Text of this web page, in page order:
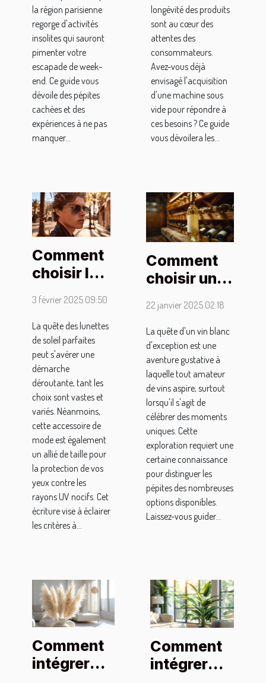
Paris
la région parisienne
regorge d'activités
insolites qui sauront
pimenter votre
escapade de week-
end. Ce guide vous
dévoile des pépites
cachées et des
expériences à ne pas
manquer...
longévité des produits
sont au cœur des
attentes des
consommateurs.
Avez-vous déjà
envisagé l'acquisition
d'une machine sous
vide pour répondre à
ces besoins ? Ce guide
vous dévoilera les...
Comment
choisir les
meilleures
lunettes
de soleil
pour
hommes :
conseils
et
entretien
3 février 2025 09:50
La quête des lunettes
de soleil parfaites
peut s'avérer une
démarche
déroutante, tant les
choix sont vastes et
variés. Néanmoins,
cette accessoire de
mode est également
un allié de taille pour
la protection de vos
yeux contre les
rayons UV nocifs. Cet
écriture vise à éclairer
les critères à...
Comment
choisir un
d'exception
pour des
occasions
spéciales
22 janvier 2025 02:18
La quête d'un vin blanc
d'exception est une
aventure gustative à
laquelle tout amateur
de vins aspire, surtout
lorsqu'il s'agit de
célébrer des moments
uniques. Cette
exploration requiert une
certaine connaissance
pour distinguer les
pépites des nombreuses
options disponibles.
Laissez-vous guider...
Comment
intégrer
Comment
intégrer